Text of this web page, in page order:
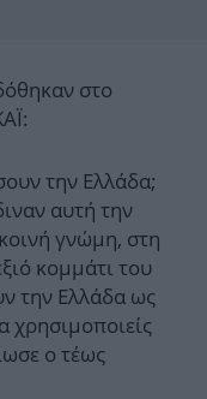
στο
την Ελλάδα;
αυτή την
γνώμη, στη
κομμάτι του
την Ελλάδα ως
χρησιμοποιείς
ο τέως